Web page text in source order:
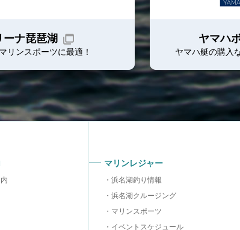
ーナ琵琶湖
リンスポーツに最適！
ヤマハ
ヤマハ艇の購入
マリンレジャー
浜名湖釣り情報
浜名湖クルージング
マリンスポーツ
イベントスケジュール